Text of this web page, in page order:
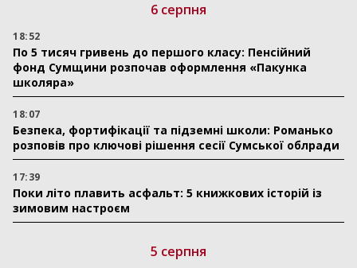
6 серпня
18:52
По 5 тисяч гривень до першого класу: Пенсійний
фонд Сумщини розпочав оформлення «Пакунка
школяра»
18:07
Безпека, фортифікації та підземні школи: Романько
розповів про ключові рішення сесії Сумської облради
17:39
Поки літо плавить асфальт: 5 книжкових історій із
зимовим настроєм
5 серпня